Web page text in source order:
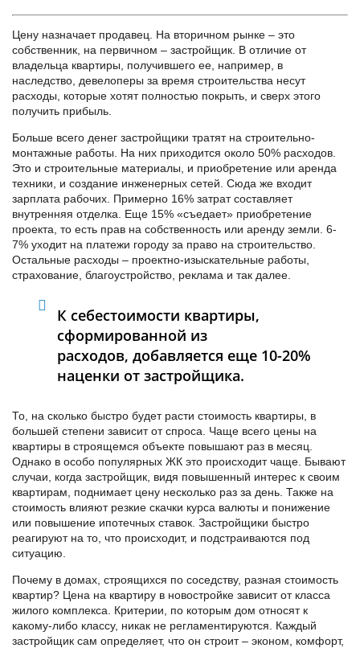
Цену назначает продавец. На вторичном рынке – это
собственник, на первичном – застройщик. В отличие от
владельца квартиры, получившего ее, например, в
наследство, девелоперы за время строительства несут
расходы, которые хотят полностью покрыть, и сверх этого
получить прибыль.
Больше всего денег застройщики тратят на строительно-
монтажные работы. На них приходится около 50% расходов.
Это и строительные материалы, и приобретение или аренда
техники, и создание инженерных сетей. Сюда же входит
зарплата рабочих. Примерно 16% затрат составляет
внутренняя отделка. Еще 15% «съедает» приобретение
проекта, то есть прав на собственность или аренду земли. 6-
7% уходит на платежи городу за право на строительство.
Остальные расходы – проектно-изыскательные работы,
страхование, благоустройство, реклама и так далее.
К себестоимости квартиры,
сформированной из
расходов, добавляется еще 10-20%
наценки от застройщика.
То, на сколько быстро будет расти стоимость квартиры, в
большей степени зависит от спроса. Чаще всего цены на
квартиры в строящемся объекте повышают раз в месяц.
Однако в особо популярных ЖК это происходит чаще. Бывают
случаи, когда застройщик, видя повышенный интерес к своим
квартирам, поднимает цену несколько раз за день. Также на
стоимость влияют резкие скачки курса валюты и понижение
или повышение ипотечных ставок. Застройщики быстро
реагируют на то, что происходит, и подстраиваются под
ситуацию.
Почему в домах, строящихся по соседству, разная стоимость
квартир? Цена на квартиру в новостройке зависит от класса
жилого комплекса. Критерии, по которым дом относят к
какому-либо классу, никак не регламентируются. Каждый
застройщик сам определяет, что он строит – эконом, комфорт,